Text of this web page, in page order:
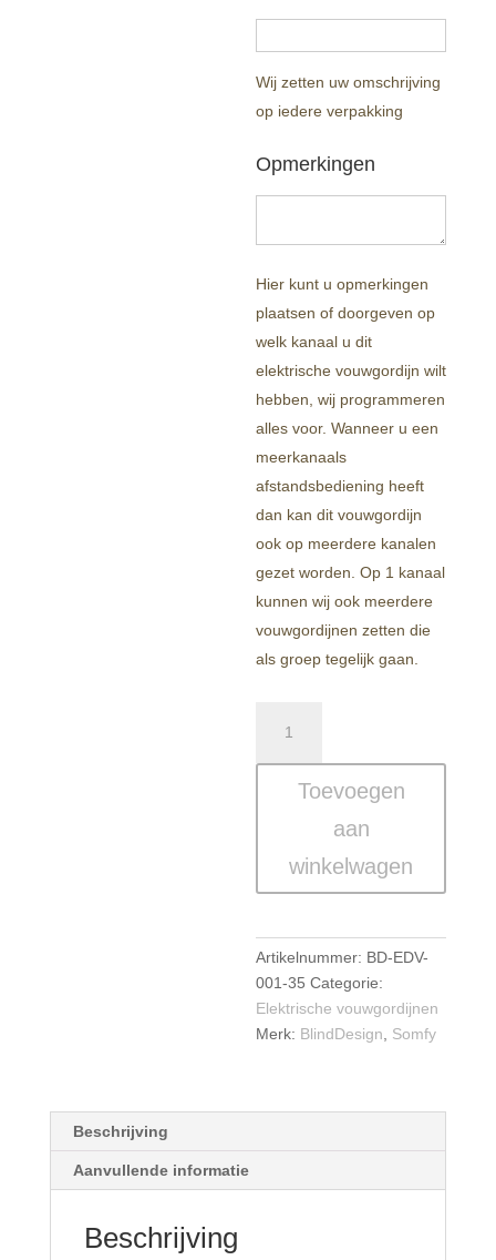
Wij zetten uw omschrijving
op iedere verpakking
Opmerkingen
Hier kunt u opmerkingen
plaatsen of doorgeven op
welk kanaal u dit
elektrische vouwgordijn wilt
hebben, wij programmeren
alles voor. Wanneer u een
meerkanaals
afstandsbediening heeft
dan kan dit vouwgordijn
ook op meerdere kanalen
gezet worden. Op 1 kanaal
kunnen wij ook meerdere
vouwgordijnen zetten die
als groep tegelijk gaan.
Transparante
Elektrische
Vouwgordijnen
aantal
Toevoegen
aan
winkelwagen
Artikelnummer: BD-EDV-
001-35 Categorie:
Elektrische vouwgordijnen
Merk: BlindDesign Somfy
Beschrijving
Aanvullende informatie
Beschrijving